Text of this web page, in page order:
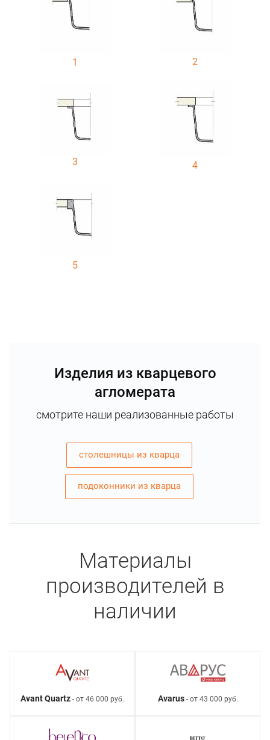
1 2
3 4
5
Изделия из кварцевого
агломерата
смотрите наши реализованные работы
столешницы из кварца
подоконники из кварца
Материалы
производителей в
наличии
Avant Quartz - от 46 000 руб. Avarus- от 43 000 руб.